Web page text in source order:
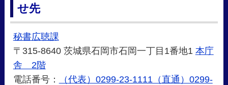
せ先
秘書広聴課
〒315-8640 茨城県石岡市石岡一丁目1番地1 本庁
舎 2階
電話番号：
（代表）0299-23-1111（直通）0299-